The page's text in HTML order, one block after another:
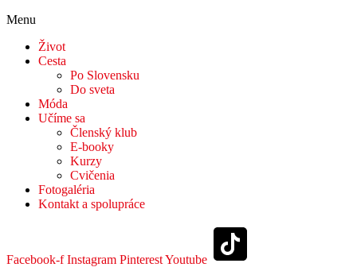
Menu
Život
Cesta
Po Slovensku
Do sveta
Móda
Učíme sa
Členský klub
E-booky
Kurzy
Cvičenia
Fotogaléria
Kontakt a spolupráce
Facebook-f Instagram PinterestYoutube